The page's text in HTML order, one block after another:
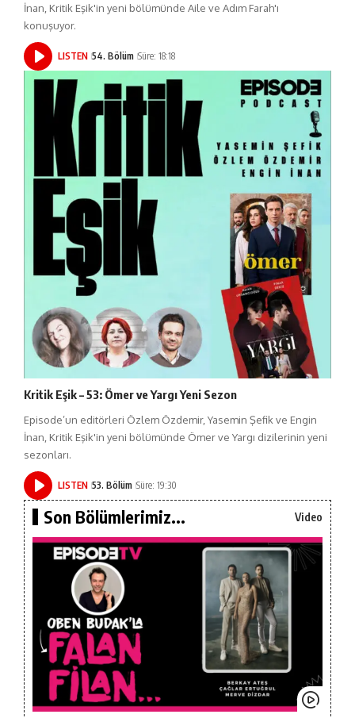
İnan, Kritik Eşik'in yeni bölümünde Aile ve Adım Farah'ı
konuşuyor.
LISTEN 54. Bölüm Süre: 18:18
Kritik Eşik – 53: Ömer ve Yargı Yeni Sezon
Episode’un editörleri Özlem Özdemir, Yasemin Şefik ve Engin
İnan, Kritik Eşik'in yeni bölümünde Ömer ve Yargı dizilerinin yeni
sezonları.
LISTEN 53. Bölüm Süre: 19:30
Son Bölümlerimiz... Video